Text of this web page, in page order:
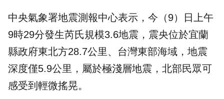
中央氣象署地震測報中心表示，今（9）日上午
9時29分發生芮氏規模3.6地震，震央位於宜蘭
縣政府東北方28.7公里、台灣東部海域，地震
深度僅5.9公里，屬於極淺層地震，北部民眾可
感受到輕微搖晃。